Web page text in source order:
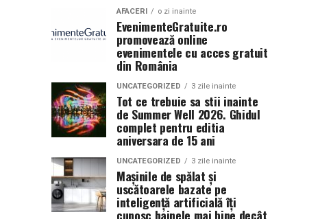
AFACERI o zi inainte
EvenimenteGratuite.ro
promovează online
evenimentele cu acces gratuit
din România
UNCATEGORIZED 3 zile inainte
Tot ce trebuie sa stii inainte
de Summer Well 2026. Ghidul
complet pentru editia
aniversara de 15 ani
UNCATEGORIZED 3 zile inainte
Mașinile de spălat și
uscătoarele bazate pe
inteligență artificială îți
cunosc hainele mai bine decât